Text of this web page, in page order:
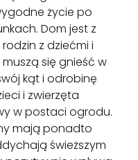
życie po
Dom jest z
z dziećmi i
się gnieść w
kąt i odrobinę
i zwierzęta
w postaci ogrodu.
mają ponadto
świeższym